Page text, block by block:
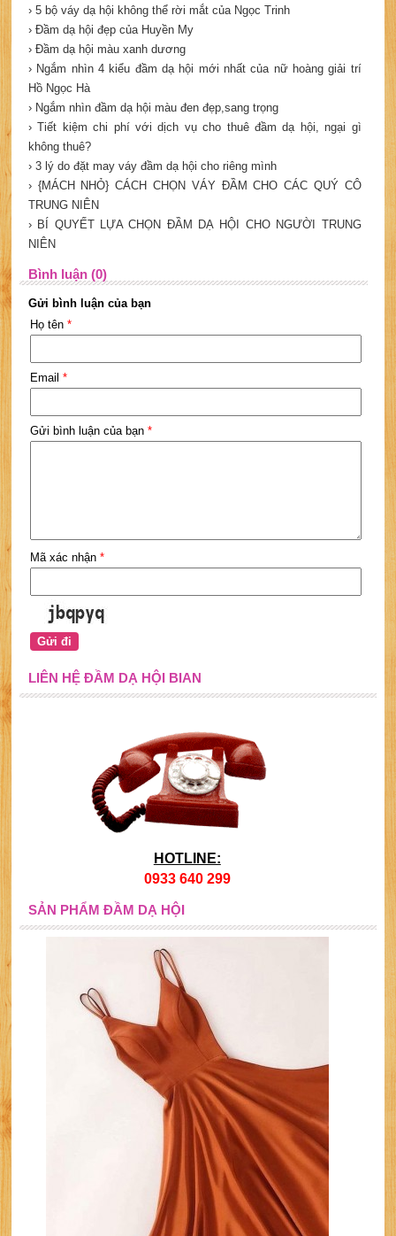
› 5 bộ váy dạ hội không thể rời mắt của Ngọc Trinh
› Đầm dạ hội đẹp của Huyền My
› Đầm dạ hội màu xanh dương
› Ngắm nhìn 4 kiểu đầm dạ hội mới nhất của nữ hoàng giải trí
Hồ Ngọc Hà
› Ngắm nhìn đầm dạ hội màu đen đẹp,sang trọng
› Tiết kiệm chi phí với dịch vụ cho thuê đầm dạ hội, ngại gì
không thuê?
› 3 lý do đặt may váy đầm dạ hội cho riêng mình
› {MÁCH NHỎ} CÁCH CHỌN VÁY ĐẦM CHO CÁC QUÝ CÔ
TRUNG NIÊN
› BÍ QUYẾT LỰA CHỌN ĐẦM DẠ HỘI CHO NGƯỜI TRUNG
NIÊN
Bình luận (0)
Gửi bình luận của bạn
Họ tên *
Email *
Gửi bình luận của bạn *
Mã xác nhận *
LIÊN HỆ ĐẦM DẠ HỘI BIAN
HOTLINE:
0933 640 299
SẢN PHẨM ĐẦM DẠ HỘI